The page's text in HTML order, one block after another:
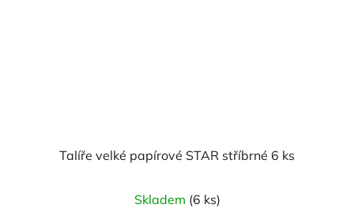
Talíře velké papírové STAR stříbrné 6 ks
Skladem (6 ks)